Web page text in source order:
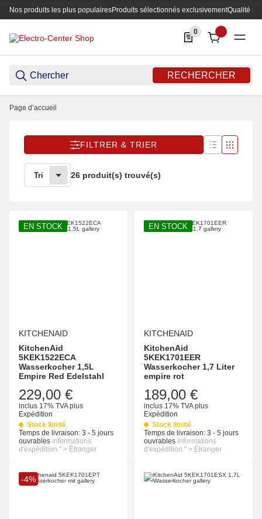
Nos produits les plus populairesProduits sélectionnés exclusivementQualité
RECHERCHER
0
0 Produkte in der
Page d’accueil
FILTRER & TRIER
Tri 26 produit(s) trouvé(s)
EN STOCK
KITCHENAID
KitchenAid
5KEK1522ECA
Wasserkocher 1,5L
Empire Red Edelstahl
229,00 €
inclus 17% TVAplus
Expédition
Stock limité
Temps de livraison: 3 - 5 jours
ouvrables informations
d'expédition." > Étranger
EN STOCK
KITCHENAID
KitchenAid
5KEK1701EER
Wasserkocher 1,7 Liter
empire rot
189,00 €
inclus 17% TVAplus
Expédition
Stock limité
Temps de livraison: 3 - 5 jours
ouvrables informations
d'expédition." > Étranger
-4%